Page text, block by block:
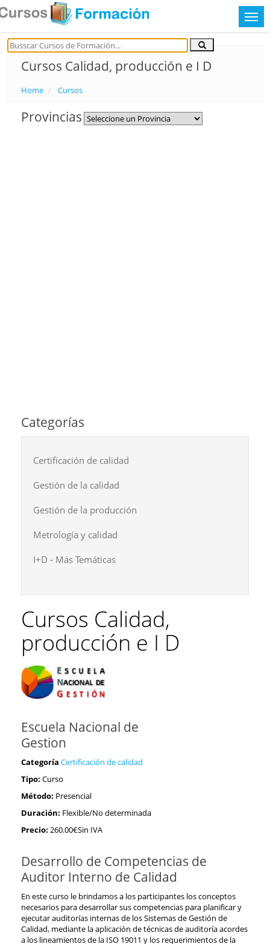
Cursos Calidad, producción e I D
Home Cursos
Provincias
Categorías
Certificación de calidad
Gestión de la calidad
Gestión de la producción
Metrología y calidad
I+D - Más Temáticas
Cursos Calidad,
producción e I D
Escuela Nacional de
Gestion
Categoría Certificación de calidad
Tipo: Curso
Método: Presencial
Duración: Flexible/No determinada
Precio: 260.00€Sin IVA
Desarrollo de Competencias de
Auditor Interno de Calidad
En este curso le brindamos a los participantes los conceptos
necesarios para desarrollar sus competencias para planificar y
ejecutar auditorías internas de los Sistemas de Gestión de
Calidad, mediante la aplicación de técnicas de auditoría acordes
a los lineamientos de la ISO 19011 y los requerimientos de la